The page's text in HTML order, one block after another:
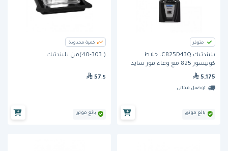
متوفر
بليندتيك C825D43Q، خلاط
كونيسور 825 مع وعاء فور سايد
(أربعة جوانب)
5,175
توصيل مجاني
بائع موثق
كمية محدودة
( 40-303)من بليندتيك
57 .5
بائع موثق